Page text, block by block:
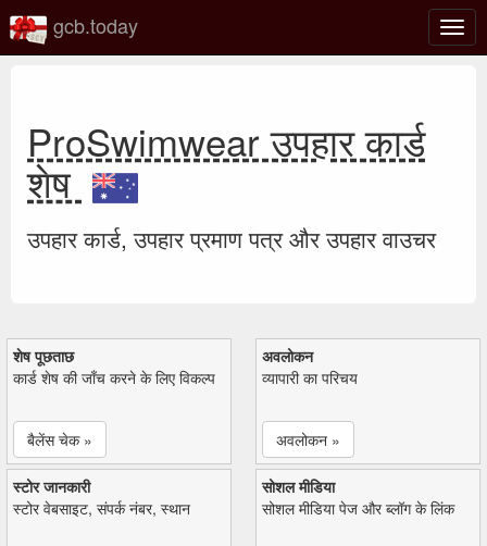
टॉगल
gcb.today
ProSwimwear उपहार कार्ड
शेष
उपहार कार्ड, उपहार प्रमाण पत्र और उपहार वाउचर
शेष पूछताछ
कार्ड शेष की जाँच करने के लिए विकल्प
बैलेंस चेक »
अवलोकन
व्यापारी का परिचय
अवलोकन »
स्टोर जानकारी
स्टोर वेबसाइट, संपर्क नंबर, स्थान
सोशल मीडिया
सोशल मीडिया पेज और ब्लॉग के लिंक